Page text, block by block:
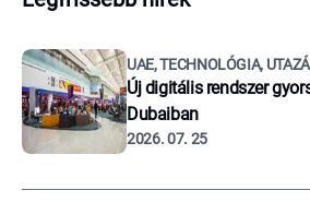
UAE, TECHNOLÓGIA,
Új digitális rendszer
Dubaiban
2026. 07. 25